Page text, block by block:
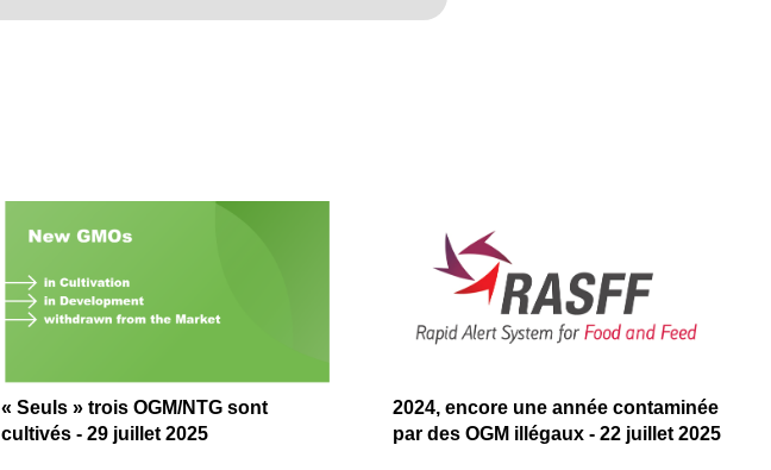
« Seuls » trois OGM/NTG sont
cultivés - 29 juillet 2025
2024, encore une année contaminée
par des OGM illégaux - 22 juillet 2025